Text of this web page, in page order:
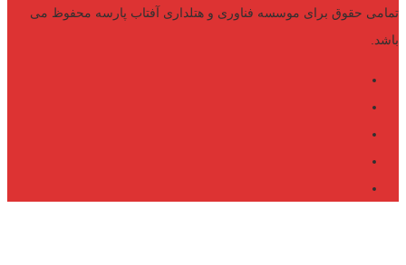
تمامی حقوق برای موسسه فناوری و هتلداری آفتاب پارسه محفوظ می
باشد.